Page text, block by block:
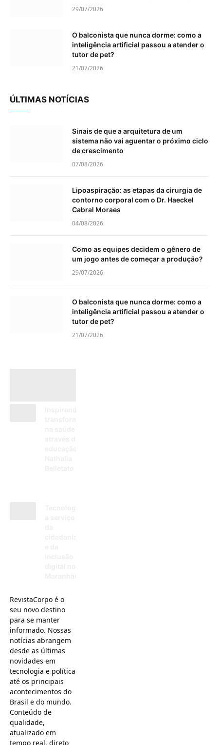
29/07/2026
O balconista que nunca dorme: como a
inteligência artificial passou a atender o
tutor de pet?
21/07/2026
ÚLTIMAS NOTÍCIAS
Sinais de que a arquitetura de um
sistema não vai aguentar o próximo ciclo
de crescimento
07/08/2026
Lipoaspiração: as etapas da cirurgia de
contorno corporal com o Dr. Haeckel
Cabral Moraes
04/08/2026
Como as equipes decidem o gênero de
um jogo antes de começar a produção?
29/07/2026
O balconista que nunca dorme: como a
inteligência artificial passou a atender o
tutor de pet?
21/07/2026
RevistaCorpo é o
seu novo destino
para se manter
informado. Nossas
notícias abrangem
desde as últimas
novidades em
tecnologia e política
até os principais
acontecimentos do
Brasil e do mundo.
Conteúdo de
qualidade,
atualizado em
tempo real, direto